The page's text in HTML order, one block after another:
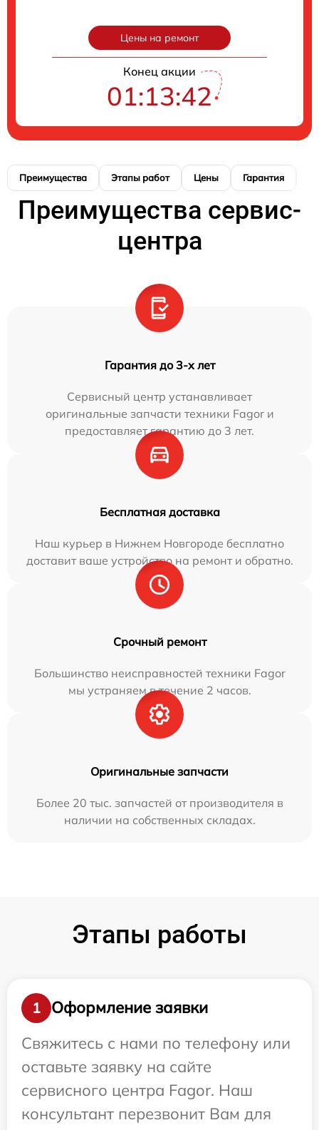
Цены на ремонт
Конец акции
01:13:40
Преимущества Этапы работ Цены Гарантия
Преимущества сервис-
центра
Гарантия до 3-х лет
Сервисный центр устанавливает
оригинальные запчасти техники Fagor и
предоставляет гарантию до 3 лет.
Бесплатная доставка
Наш курьер в Нижнем Новгороде бесплатно
доставит ваше устройство на ремонт и обратно.
Срочный ремонт
Большинство неисправностей техники Fagor
мы устраняем в течение 2 часов.
Оригинальные запчасти
Более 20 тыс. запчастей от производителя в
наличии на собственных складах.
Этапы работы
1
Оформление заявки
Свяжитесь с нами по телефону или
оставьте заявку на сайте
сервисного центра Fagor. Наш
консультант перезвонит Вам для